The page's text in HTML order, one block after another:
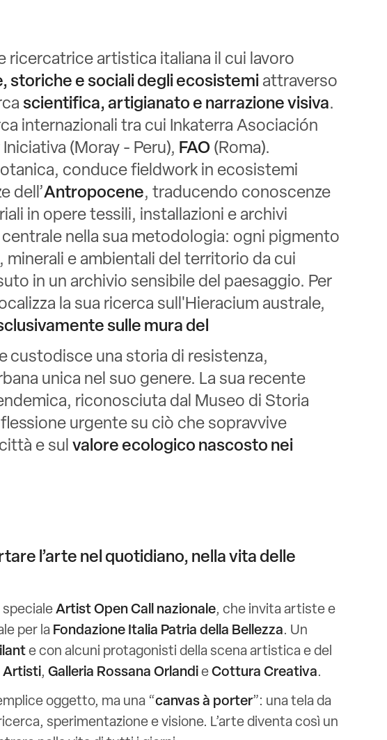
ricercatrice artistica italiana il cui lavoro
storiche e sociali degli ecosistemi attraverso
scientifica, artigianato e narrazione visiva.
internazionali tra cui Inkaterra Asociación
(Moray - Peru), FAO (Roma).
conduce fieldwork in ecosistemi
dell’Antropocene, traducendo conoscenze
in opere tessili, installazioni e archivi
nella sua metodologia: ogni pigmento
e ambientali del territorio da cui
in un archivio sensibile del paesaggio. Per
la sua ricerca sull'Hieracium australe,
sulle mura del
e custodisce una storia di resistenza,
unica nel suo genere. La sua recente
riconosciuta dal Museo di Storia
urgente su ciò che sopravvive
e sul valore ecologico nascosto nei
l’arte nel quotidiano, nella vita delle
specialeArtist Open Call nazionale, che invita artiste e
per la Fondazione Italia Patria della Bellezza. Un
e con alcuni protagonisti della scena artistica e del
Artisti, Galleria Rossana Orlandi e Cottura Creativa.
oggetto, ma una “canvas à porter”: una tela da
sperimentazione e visione. L’arte diventa così un